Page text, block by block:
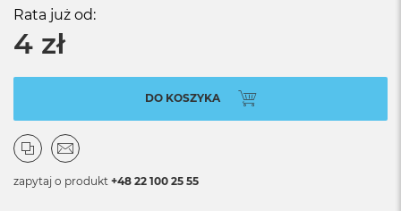
Rata już od:
4 zł
DO KOSZYKA
zapytaj o produkt +48 22 100 25 55